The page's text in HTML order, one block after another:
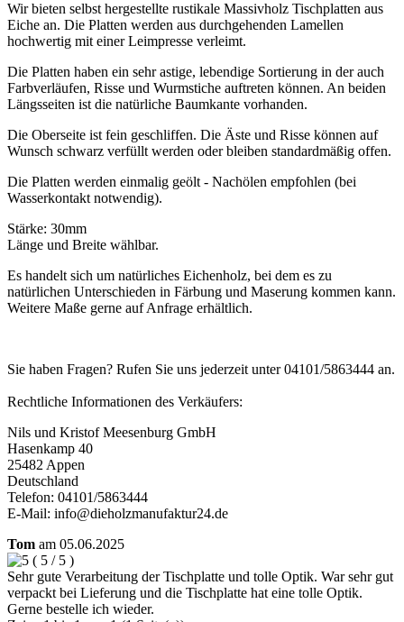
Wir bieten selbst hergestellte rustikale Massivholz Tischplatten aus
Eiche an. Die Platten werden aus durchgehenden Lamellen
hochwertig mit einer Leimpresse verleimt.
Die Platten haben ein sehr astige, lebendige Sortierung in der auch
Farbverläufen, Risse und Wurmstiche auftreten können. An beiden
Längsseiten ist die natürliche Baumkante vorhanden.
Die Oberseite ist fein geschliffen. Die Äste und Risse können auf
Wunsch schwarz verfüllt werden oder bleiben standardmäßig offen.
Die Platten werden einmalig geölt - Nachölen empfohlen (bei
Wasserkontakt notwendig).
Stärke: 30mm
Länge und Breite wählbar.
Es handelt sich um natürliches Eichenholz, bei dem es zu
natürlichen Unterschieden in Färbung und Maserung kommen kann.
Weitere Maße gerne auf Anfrage erhältlich.
Sie haben Fragen? Rufen Sie uns jederzeit unter 04101/5863444 an.
Rechtliche Informationen des Verkäufers:
Nils und Kristof Meesenburg GmbH
Hasenkamp 40
25482 Appen
Deutschland
Telefon: 04101/5863444
E-Mail: info@dieholzmanufaktur24.de
Tom am 05.06.2025
( 5 / 5 )
Sehr gute Verarbeitung der Tischplatte und tolle Optik. War sehr gut
verpackt bei Lieferung und die Tischplatte hat eine tolle Optik.
Gerne bestelle ich wieder.